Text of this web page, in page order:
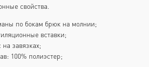
свойства.
по бокам брюк на молнии;
вставки;
на завязках;
100% полиэстер;